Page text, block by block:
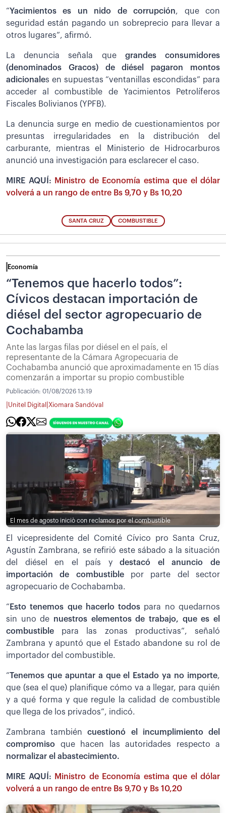
“Yacimientos es un nido de corrupción, que con
seguridad están pagando un sobreprecio para llevar a
otros lugares”, afirmó.
La denuncia señala quegrandes consumidores
(denominados Gracos) de diésel pagaron montos
adicionales en supuestas “ventanillas escondidas” para
acceder al combustible de Yacimientos Petrolíferos
Fiscales Bolivianos (YPFB).
La denuncia surge en medio de cuestionamientos por
presuntas irregularidades en la distribución del
carburante, mientras el Ministerio de Hidrocarburos
anunció una investigación para esclarecer el caso.
MIRE AQUÍ:
Ministro de Economía estima que el dólar
volverá a un rango de entre Bs 9,70 y Bs 10,20
SANTA CRUZ COMBUSTIBLE
Economía
“Tenemos que hacerlo todos”:
Cívicos destacan importación de
diésel del sector agropecuario de
Cochabamba
Ante las largas filas por diésel en el país, el
representante de la Cámara Agropecuaria de
Cochabamba anunció que aproximadamente en 15 días
comenzarán a importar su propio combustible
Publicación: 01/08/2026 13:19
Unitel Digital Xiomara Sandóval
El mes de agosto iniciò con reclamos por el combustible
El vicepresidente del Comité Cívico pro Santa Cruz,
Agustín Zambrana, se refirió este sábado a la situación
del diésel en el país ydestacó el anuncio de
importación de combustible por parte del sector
agropecuario de Cochabamba.
“ Esto tenemos que hacerlo todos para no quedarnos
sin uno de nuestros elementos de trabajo, que es el
combustible para las zonas productivas”, señaló
Zambrana y apuntó que el Estado abandone su rol de
importador del combustible.
“Tenemos que apuntar a que el Estado ya no importe,
que (sea el que) planifique cómo va a llegar, para quién
y a qué forma y que regule la calidad de combustible
que llega de los privados”, indicó.
Zambrana tambiéncuestionó el incumplimiento del
compromiso que hacen las autoridades respecto a
normalizar el abastecimiento.
MIRE AQUÍ:
Ministro de Economía estima que el dólar
volverá a un rango de entre Bs 9,70 y Bs 10,20